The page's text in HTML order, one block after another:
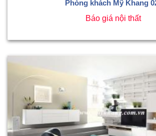
Phòng khách Mỹ Khang
Báo giá nội thất